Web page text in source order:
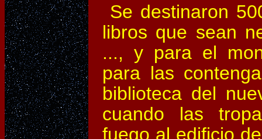
Se destinaron
libros que sean
..., y para el
para las
biblioteca del
cuando las
fuego al edificio